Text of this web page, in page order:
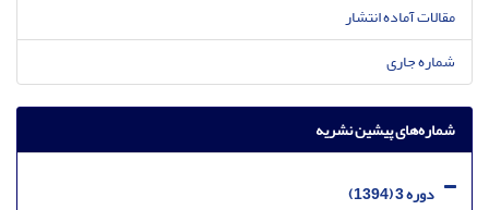
مقالات آماده انتشار
شماره جاری
شماره‌های پیشین نشریه
دوره 3 (1394)